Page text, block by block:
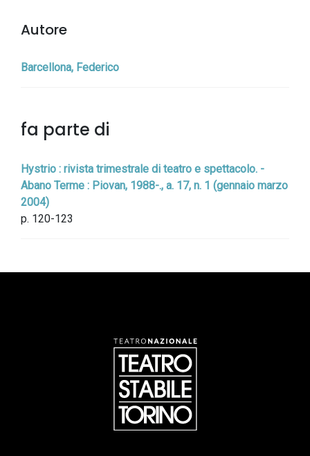
Autore
Barcellona, Federico
fa parte di
Hystrio : rivista trimestrale di teatro e spettacolo. -
Abano Terme : Piovan, 1988-., a. 17, n. 1 (gennaio marzo
2004)
p. 120-123